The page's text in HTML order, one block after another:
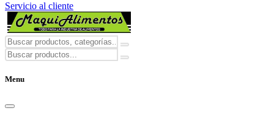
Servicio al cliente
Menu